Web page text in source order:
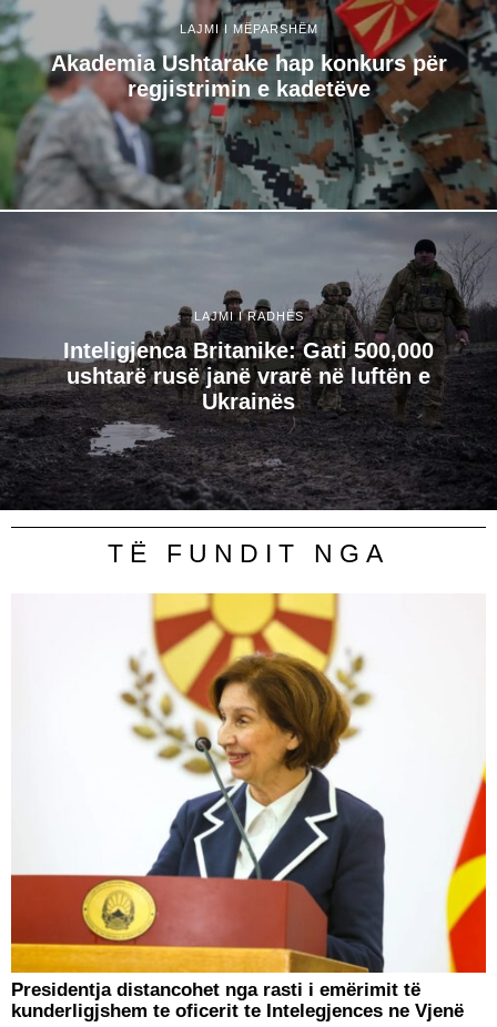
LAJMI I MËPARSHËM
Akademia Ushtarake hap konkurs për
regjistrimin e kadetëve
LAJMI I RADHËS
Inteligjenca Britanike: Gati 500,000
ushtarë rusë janë vrarë në luftën e
Ukrainës
TË FUNDIT NGA
Presidentja distancohet nga rasti i emërimit të
kunderligjshem te oficerit te Intelegjences ne Vjenë